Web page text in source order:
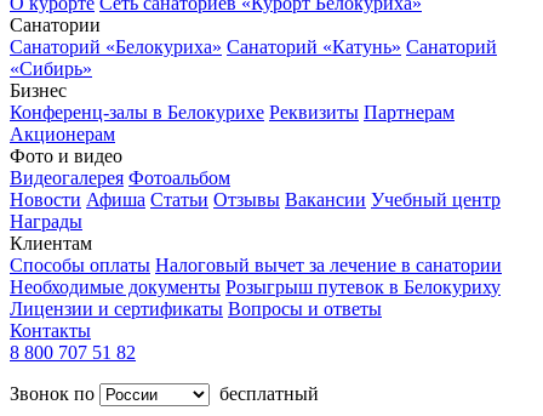
Санатории
Санаторий «Белокуриха» Санаторий «Катунь» Санаторий
«Сибирь»
Бизнес
Конференц-залы в Белокурихе Реквизиты Партнерам
Акционерам
Фото и видео
Видеогалерея Фотоальбом
Новости Афиша Статьи Отзывы Вакансии Учебный центр
Награды
Клиентам
Способы оплаты Налоговый вычет за лечение в санатории
Необходимые документы Розыгрыш путевок в Белокуриху
Лицензии и сертификаты Вопросы и ответы
Контакты
8 800 707 51 82
Звонок по
бесплатный